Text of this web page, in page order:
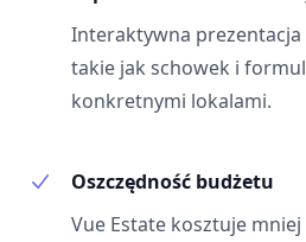
Interaktywna
takie jak schowek i
konkretnymi lokalami.
Oszczędność budżetu
Vue Estate kosztuje